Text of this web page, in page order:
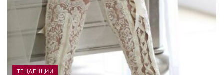
ТЕНДЕНЦИИ